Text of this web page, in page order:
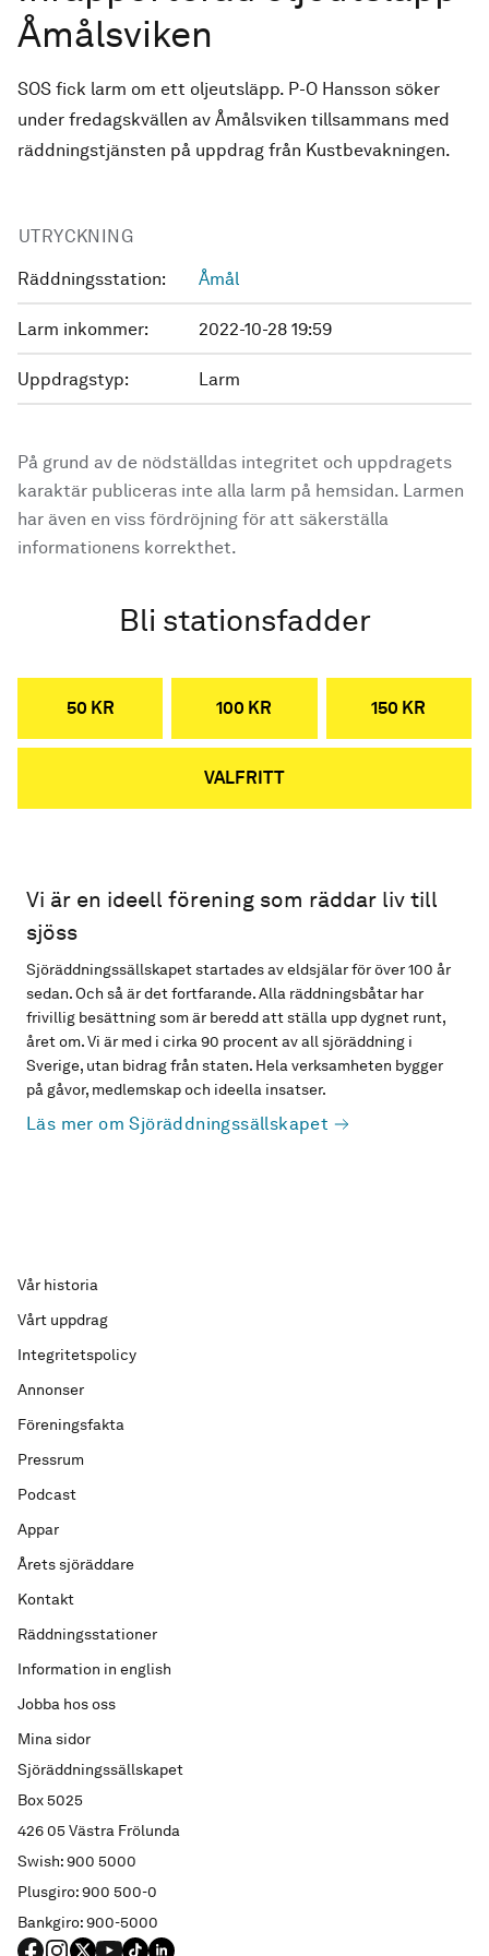
Åmålsviken
SOS fick larm om ett oljeutsläpp. P-O Hansson söker
under fredagskvällen av Åmålsviken tillsammans med
räddningstjänsten på uppdrag från Kustbevakningen.
UTRYCKNING
Räddningsstation: Åmål
Larm inkommer: 2022-10-28 19:59
Uppdragstyp: Larm
På grund av de nödställdas integritet och uppdragets
karaktär publiceras inte alla larm på hemsidan. Larmen
har även en viss fördröjning för att säkerställa
informationens korrekthet.
Bli stationsfadder
50 KR 100 KR 150 KR
VALFRITT
Vi är en ideell förening som räddar liv till
sjöss
Sjöräddningssällskapet startades av eldsjälar för över 100 år
sedan. Och så är det fortfarande. Alla räddningsbåtar har
frivillig besättning som är beredd att ställa upp dygnet runt,
året om. Vi är med i cirka 90 procent av all sjöräddning i
Sverige, utan bidrag från staten. Hela verksamheten bygger
på gåvor, medlemskap och ideella insatser.
Läs mer om Sjöräddningssällskapet
Sjöräddningssällskapet
Box 5025
426 05 Västra Frölunda
Swish: 900 5000
Plusgiro: 900 500-0
Bankgiro: 900-5000
Vår historia
Vårt uppdrag
Integritetspolicy
Annonser
Föreningsfakta
Pressrum
Podcast
Appar
Årets sjöräddare
Kontakt
Räddningsstationer
Information in english
Jobba hos oss
Mina sidor